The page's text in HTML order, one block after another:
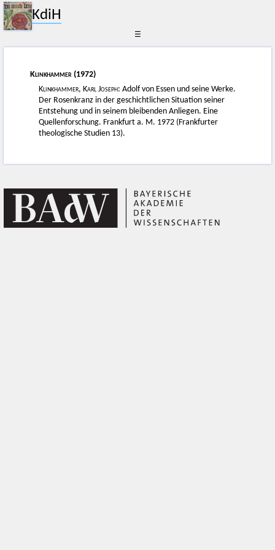
KdiH
☰
Klinkhammer (1972)
Klinkhammer, Karl Joseph: Adolf von Essen und seine Werke.
Der Rosenkranz in der geschichtlichen Situation seiner
Entstehung und in seinem bleibenden Anliegen. Eine
Quellenforschung. Frankfurt a. M. 1972 (Frankfurter
theologische Studien 13).